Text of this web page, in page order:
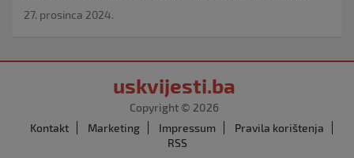
27. prosinca 2024.
uskvijesti.ba
Copyright © 2026
Kontakt
Marketing Impressum
Pravila korištenja
RSS